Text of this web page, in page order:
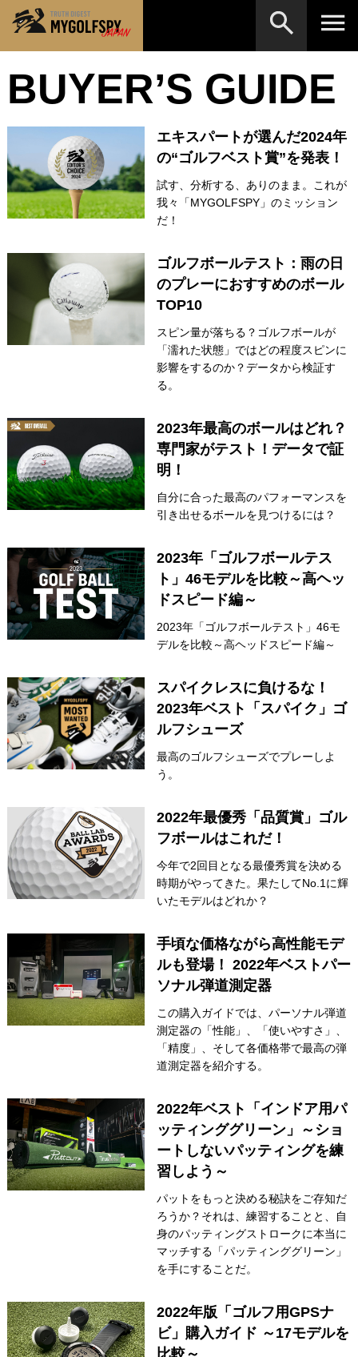
BUYER’S GUIDE
エキスパートが選んだ2024年
の“ゴルフベスト賞”を発表！
試す、分析する、ありのまま。これが
我々「MYGOLFSPY」のミッション
だ！
ゴルフボールテスト：雨の日
のプレーにおすすめのボール
TOP10
スピン量が落ちる？ゴルフボールが
「濡れた状態」ではどの程度スピンに
影響をするのか？データから検証す
る。
2023年最高のボールはどれ？
専門家がテスト！データで証
明！
自分に合った最高のパフォーマンスを
引き出せるボールを見つけるには？
2023年「ゴルフボールテス
ト」46モデルを比較～高ヘッ
ドスピード編～
2023年「ゴルフボールテスト」46モ
デルを比較～高ヘッドスピード編～
スパイクレスに負けるな！
2023年ベスト「スパイク」ゴ
ルフシューズ
最高のゴルフシューズでプレーしよ
う。
2022年最優秀「品質賞」ゴル
フボールはこれだ！
今年で2回目となる最優秀賞を決める
時期がやってきた。果たしてNo.1に輝
いたモデルはどれか？
手頃な価格ながら高性能モデ
ルも登場！ 2022年ベストパー
ソナル弾道測定器
この購入ガイドでは、パーソナル弾道
測定器の「性能」、「使いやすさ」、
「精度」、そして各価格帯で最高の弾
道測定器を紹介する。
2022年ベスト「インドア用パ
ッティンググリーン」～ショ
ートしないパッティングを練
習しよう～
パットをもっと決める秘訣をご存知だ
ろうか？それは、練習することと、自
身のパッティングストロークに本当に
マッチする「パッティンググリーン」
を手にすることだ。
2022年版「ゴルフ用GPSナ
ビ」購入ガイド ～17モデルを
比較～
MOST WANTED テストランキング
HOW TO ゴルフ上達・実践テクニック
LAB テスト・データ検証
Golf News ゴルフニュース
REVIEWS 製品レビュー
DRIVERS ドライバー
FAIRWAY WOODS
WEDGES ウェッジ
PUTTERS パター
OTHER その他
編集部のおすすめ
Our Team 私たちのチーム
Our Mission 私たちの使命
ABOUT US MyGolfSpyJapanとは？
※メーカー名やクラブ名など、検索したい事柄を入
力してください。